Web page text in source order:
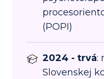
(POPI)
2024 - trvá:
Slovenskej